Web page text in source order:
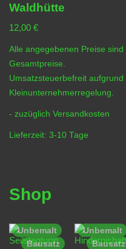
Waldhütte
12,00 €
Alle angegebenen Preise sind
Gesamtpreise.
Umsatzsteuerbefreit aufgrund
Kleinunternehmerregelung.
- zuzüglich Versandkosten
Lieferzeit: 3-10 Tage
Shop
Unbemalt
Bausatz
Unbemalt
Bausatz